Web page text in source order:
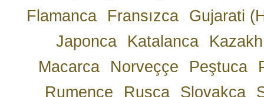
Flamanca
Fransızca
Gujarati
Japonca
Katalanca
Kazakh
Macarca
Norveççe Peştuca
Rumence
Rusça Slovakça